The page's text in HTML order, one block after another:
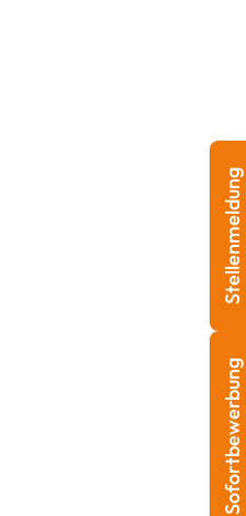
Sofortbewerbung
Stellenmeldung